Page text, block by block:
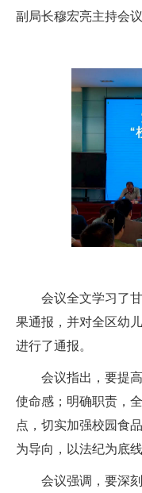
副局长穆宏亮主持会议
会议全文学习了
果通报，并对全区幼
进行了通报。
会议指出，要提
使命感；明确职责，
点，切实加强校园食
为导向，以法纪为底
会议强调，要深